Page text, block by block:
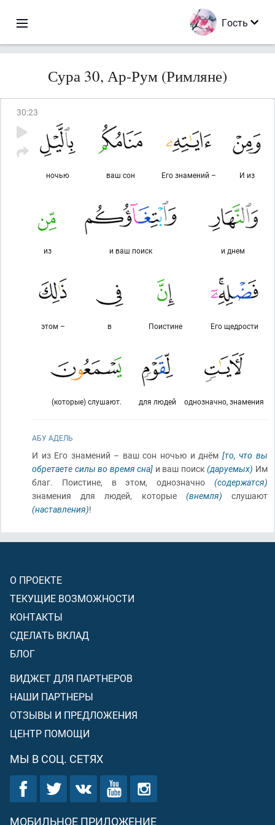
Гость
Сура 30, Ар-Рум (Римляне)
30:23
И из
Его знамений –
ваш сон
ночью
и днем
и ваш поиск
из
Его щедрости
Поистине
в
этом –
однозначно, знамения
для людей
(которые) слушают.
АБУ АДЕЛЬ
И из Его знамений – ваш сон ночью и днём [то, что вы
обретаете силы во время сна] и ваш поиск(даруемых) Им
благ. Поистине, в этом, однозначно (содержатся)
знамения для людей, которые (внемля) слушают
(наставления)!
О ПРОЕКТЕ
ТЕКУЩИЕ ВОЗМОЖНОСТИ
КОНТАКТЫ
СДЕЛАТЬ ВКЛАД
БЛОГ
ВИДЖЕТ ДЛЯ ПАРТНЕРОВ
НАШИ ПАРТНЕРЫ
ОТЗЫВЫ И ПРЕДЛОЖЕНИЯ
ЦЕНТР ПОМОЩИ
МЫ В СОЦ. СЕТЯХ
МОБИЛЬНОЕ ПРИЛОЖЕНИЕ